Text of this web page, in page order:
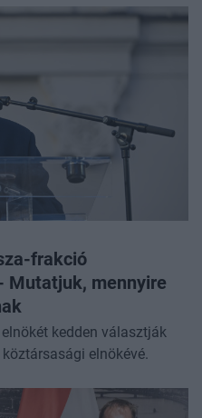
frakció
Mutatjuk, mennyire
kedden választják
elnökévé.